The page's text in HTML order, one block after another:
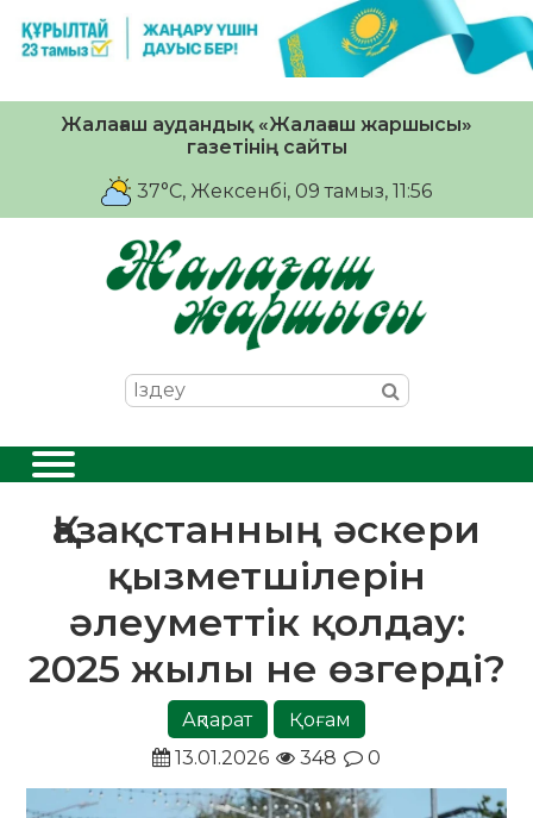
Жалағаш аудандық «Жалағаш жаршысы»
газетінің сайты
37°C, Жексенбі, 09 тамыз, 11:56
Қазақстанның әскери
қызметшілерін
әлеуметтік қолдау:
2025 жылы не өзгерді?
Ақпарат
Қоғам
13.01.2026
348 0